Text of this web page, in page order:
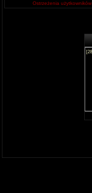
Ostrzeżenia użytkowników